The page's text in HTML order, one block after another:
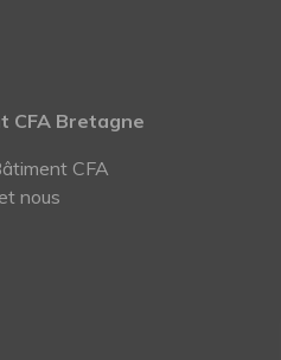
CFA Bretagne
CFA
nous